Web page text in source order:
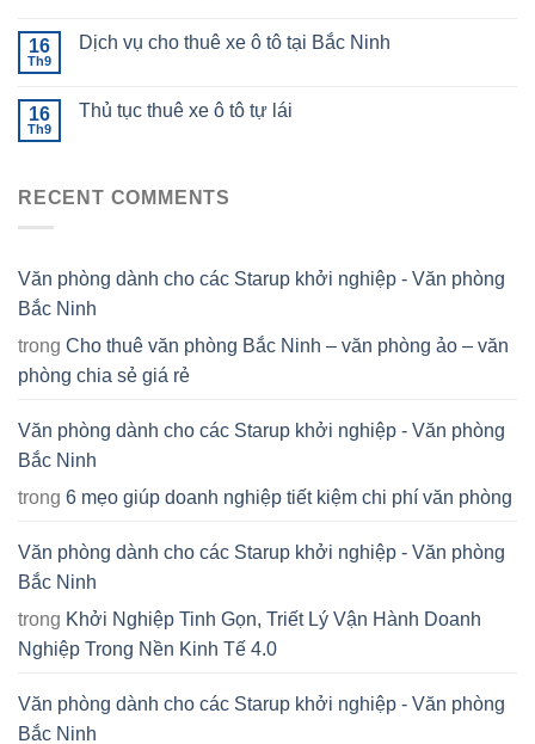
16
Th9
Dịch vụ cho thuê xe ô tô tại Bắc Ninh
16
Th9
Thủ tục thuê xe ô tô tự lái
RECENT COMMENTS
Văn phòng dành cho các Starup khởi nghiệp - Văn phòng
Bắc Ninh
trong Cho thuê văn phòng Bắc Ninh – văn phòng ảo – văn
phòng chia sẻ giá rẻ
Văn phòng dành cho các Starup khởi nghiệp - Văn phòng
Bắc Ninh
trong 6 mẹo giúp doanh nghiệp tiết kiệm chi phí văn phòng
Văn phòng dành cho các Starup khởi nghiệp - Văn phòng
Bắc Ninh
trong Khởi Nghiệp Tinh Gọn, Triết Lý Vận Hành Doanh
Nghiệp Trong Nền Kinh Tế 4.0
Văn phòng dành cho các Starup khởi nghiệp - Văn phòng
Bắc Ninh